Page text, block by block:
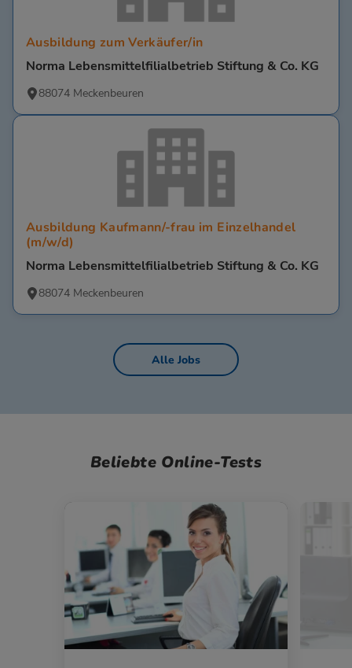
Ausbildung zum Verkäufer/in
Norma Lebensmittelfilialbetrieb Stiftung & Co. KG
88074 Meckenbeuren
Ausbildung Kaufmann/-frau im Einzelhandel
(m/w/d)
Norma Lebensmittelfilialbetrieb Stiftung & Co. KG
88074 Meckenbeuren
Alle Jobs
Beliebte Online-Tests